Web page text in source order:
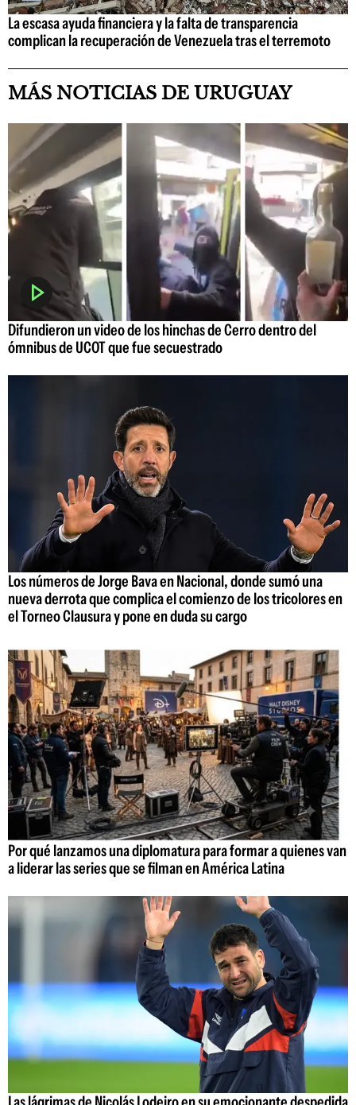
La escasa ayuda financiera y la falta de transparencia
complican la recuperación de Venezuela tras el terremoto
MÁS NOTICIAS DE URUGUAY
Difundieron un video de los hinchas de Cerro dentro del
ómnibus de UCOT que fue secuestrado
Los números de Jorge Bava en Nacional, donde sumó una
nueva derrota que complica el comienzo de los tricolores en
el Torneo Clausura y pone en duda su cargo
Por qué lanzamos una diplomatura para formar a quienes van
a liderar las series que se filman en América Latina